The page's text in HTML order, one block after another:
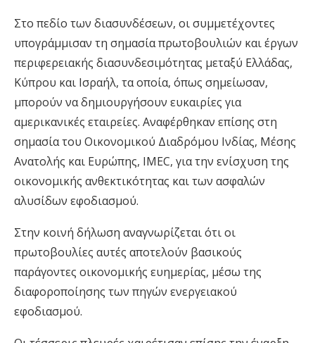
Στο πεδίο των διασυνδέσεων, οι συμμετέχοντες
υπογράμμισαν τη σημασία πρωτοβουλιών και έργων
περιφερειακής διασυνδεσιμότητας μεταξύ Ελλάδας,
Κύπρου και Ισραήλ, τα οποία, όπως σημείωσαν,
μπορούν να δημιουργήσουν ευκαιρίες για
αμερικανικές εταιρείες. Αναφέρθηκαν επίσης στη
σημασία του Οικονομικού Διαδρόμου Ινδίας, Μέσης
Ανατολής και Ευρώπης, IMEC, για την ενίσχυση της
οικονομικής ανθεκτικότητας και των ασφαλών
αλυσίδων εφοδιασμού.
Στην κοινή δήλωση αναγνωρίζεται ότι οι
πρωτοβουλίες αυτές αποτελούν βασικούς
παράγοντες οικονομικής ευημερίας, μέσω της
διαφοροποίησης των πηγών ενεργειακού
εφοδιασμού.